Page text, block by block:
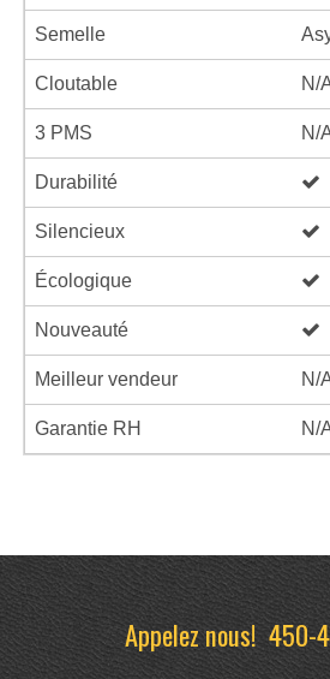
Semelle
Cloutable N/
3 PMS N/
Durabilité
Silencieux
Écologique
Nouveauté
Meilleur vendeur N/
Garantie RH N/
Appelez nous!450-